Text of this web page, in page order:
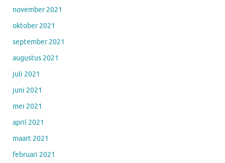
november 2021
oktober 2021
september 2021
augustus 2021
juli 2021
juni 2021
mei 2021
april 2021
maart 2021
februari 2021